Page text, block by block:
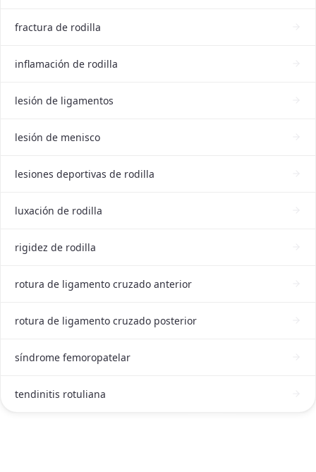
fractura de rodilla
inflamación de rodilla
lesión de ligamentos
lesión de menisco
lesiones deportivas de rodilla
luxación de rodilla
rigidez de rodilla
rotura de ligamento cruzado anterior
rotura de ligamento cruzado posterior
síndrome femoropatelar
tendinitis rotuliana